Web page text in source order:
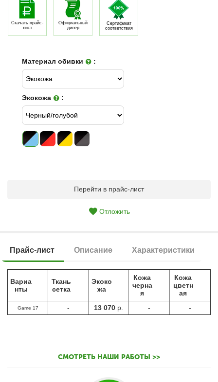
Скачать прайс-
лист
Официальный
дилер
Сертификат
соответствия
Материал обивки :
Экокожа :
Перейти в прайс-лист
Отложить
Прайс-лист Описание Характеристики
Вариа
нты
Ткань
сетка
Экоко
жа
Кожа
черна
я
Кожа
цветн
ая
Game 17 - 13 070 р. - -
СМОТРЕТЬ НАШИ РАБОТЫ >>